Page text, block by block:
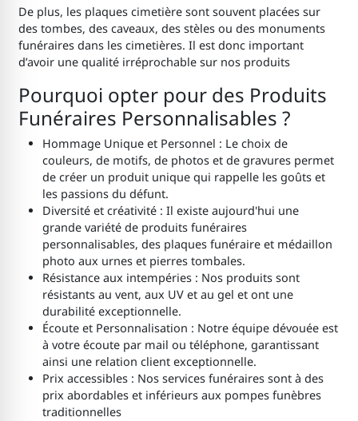
De plus, les plaques cimetière sont souvent placées sur
des tombes, des caveaux, des stèles ou des monuments
funéraires dans les cimetières. Il est donc important
d’avoir une qualité irréprochable sur nos produits
Pourquoi opter pour des Produits
Funéraires Personnalisables ?
Hommage Unique et Personnel : Le choix de
couleurs, de motifs, de photos et de gravures permet
de créer un produit unique qui rappelle les goûts et
les passions du défunt.
Diversité et créativité : Il existe aujourd'hui une
grande variété de produits funéraires
personnalisables, des plaques funéraire et médaillon
photo aux urnes et pierres tombales.
Résistance aux intempéries : Nos produits sont
résistants au vent, aux UV et au gel et ont une
durabilité exceptionnelle.
Écoute et Personnalisation : Notre équipe dévouée est
à votre écoute par mail ou téléphone, garantissant
ainsi une relation client exceptionnelle.
Prix accessibles : Nos services funéraires sont à des
prix abordables et inférieurs aux pompes funèbres
traditionnelles